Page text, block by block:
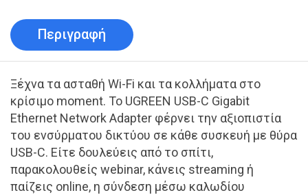
Περιγραφή
Ξέχνα τα ασταθή Wi-Fi και τα κολλήματα στο
κρίσιμο moment. Το UGREEN USB-C Gigabit
Ethernet Network Adapter φέρνει την αξιοπιστία
του ενσύρματου δικτύου σε κάθε συσκευή με θύρα
USB-C. Είτε δουλεύεις από το σπίτι,
παρακολουθείς webinar, κάνεις streaming ή
παίζεις online, η σύνδεση μέσω καλωδίου